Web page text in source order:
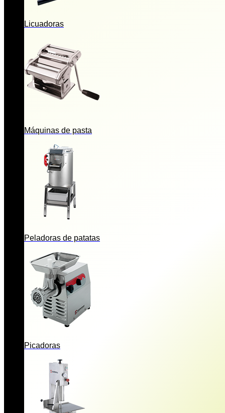
Licuadoras
Máquinas de pasta
Peladoras de patatas
Picadoras